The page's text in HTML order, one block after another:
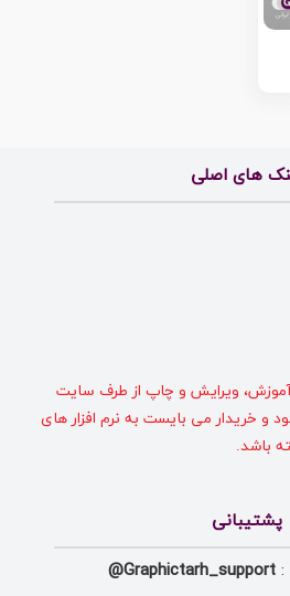
های اصلی
ویرایش و چاپ از طرف سایت
و خریدار می بایست به نرم افزار های
باشد.
پشتیبانی
:
Graphictarh_support@